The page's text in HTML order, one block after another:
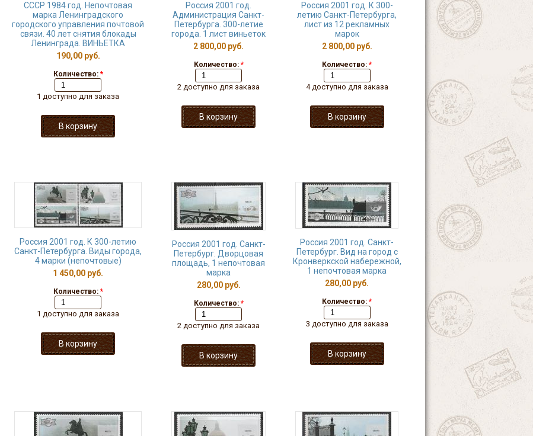
СССР 1984 год. Непочтовая
марка Ленинградского
городского управления почтовой
связи. 40 лет снятия блокады
Ленинграда. ВИНЬЕТКА
190,00 руб.
Количество: *
1 доступно для заказа
Россия 2001 год.
Администрация Санкт-
Петербурга. 300-летие
города. 1 лист виньеток
2 800,00 руб.
Количество: *
2 доступно для заказа
Россия 2001 год. К 300-
летию Санкт-Петербурга,
лист из 12 рекламных
марок
2 800,00 руб.
Количество: *
4 доступно для заказа
Россия 2001 год. К 300-летию
Санкт-Петербурга. Виды города,
4 марки (непочтовые)
1 450,00 руб.
Количество: *
1 доступно для заказа
Россия 2001 год. Санкт-
Петербург. Дворцовая
площадь, 1 непочтовая
марка
280,00 руб.
Количество: *
2 доступно для заказа
Россия 2001 год. Санкт-
Петербург. Вид на город с
Кронверкской набережной,
1 непочтовая марка
280,00 руб.
Количество: *
3 доступно для заказа